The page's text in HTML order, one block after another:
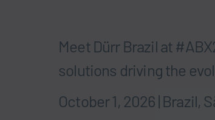
Meet Dürr Brazil at
solutions driving the
October 1, 2026 | Brazil,